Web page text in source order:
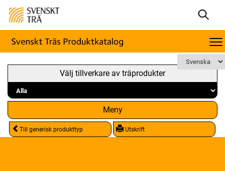
Välj tillverkare av träprodukter
Meny
Till generisk produkttyp Utskrift